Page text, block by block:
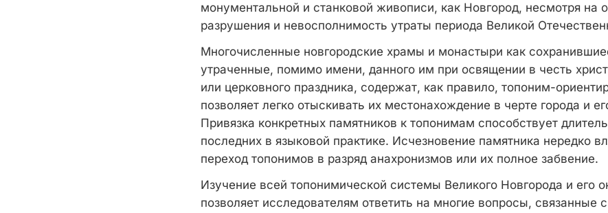
монументальной и станковой живописи, как Новгород, несмотря на
разрушения и невосполнимость утраты периода Великой
Многочисленные новгородские храмы и монастыри как
утраченные, помимо имени, данного им при освящении в честь
или церковного праздника, содержат, как правило, топоним-
позволяет легко отыскивать их местонахождение в черте города и
Привязка конкретных памятников к топонимам способствует
последних в языковой практике. Исчезновение памятника нередко
переход топонимов в разряд анахронизмов или их полное забвение.
Изучение всей топонимической системы Великого Новгорода и его
позволяет исследователям ответить на многие вопросы, связанные